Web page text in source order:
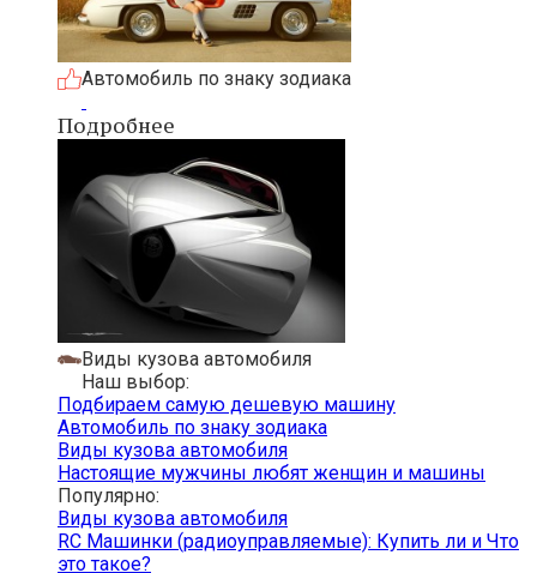
Автомобиль по знаку зодиака
Подробнее
Виды кузова автомобиля
Наш выбор:
Подбираем самую дешевую машину
Автомобиль по знаку зодиака
Виды кузова автомобиля
Настоящие мужчины любят женщин и машины
Популярно:
Виды кузова автомобиля
RC Машинки (радиоуправляемые): Купить ли и Что
это такое?